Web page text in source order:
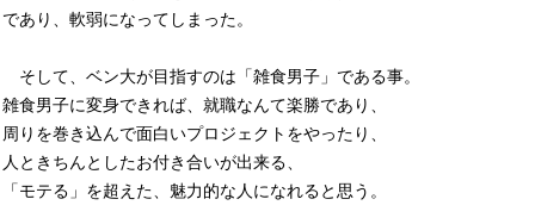
であり、軟弱になってしまった。
そして、ベン大が目指すのは「雑食男子」である事。
雑食男子に変身できれば、就職なんて楽勝であり、
周りを巻き込んで面白いプロジェクトをやったり、
人ときちんとしたお付き合いが出来る、
「モテる」を超えた、魅力的な人になれると思う。